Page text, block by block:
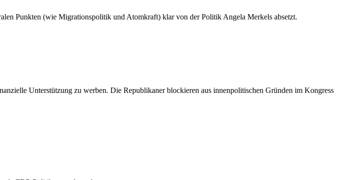
Punkten (wie Migrationspolitik und Atomkraft) klar von der Politik Angela Merkels absetzt.
Unterstützung zu werben. Die Republikaner blockieren aus innenpolitischen Gründen im Kongress